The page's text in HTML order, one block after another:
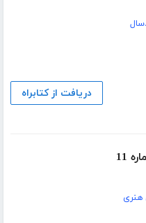
دریافت از کتابراه
11
هنری